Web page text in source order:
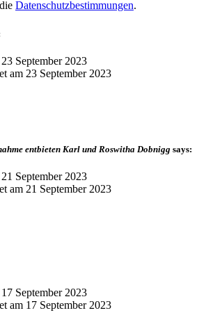
Datenschutzbestimmungen.
23 September 2023
am 23 September 2023
entbieten Karl und Roswitha Dobnigg says:
21 September 2023
am 21 September 2023
17 September 2023
am 17 September 2023